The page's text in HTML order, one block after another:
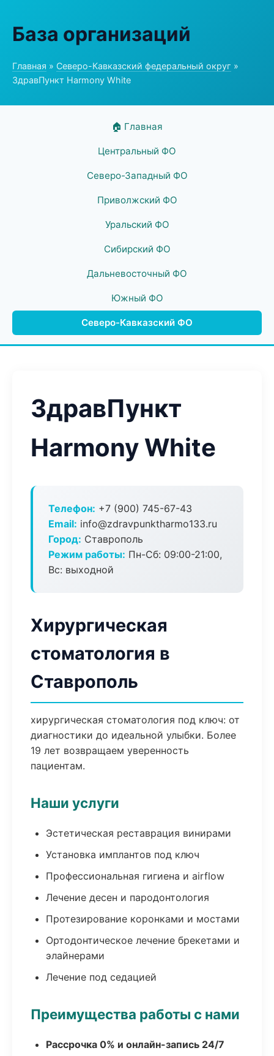
База организаций
Главная » Северо-Кавказский федеральный округ »
ЗдравПункт Harmony White
🏠 Главная
Центральный ФО
Северо-Западный ФО
Приволжский ФО
Уральский ФО
Сибирский ФО
Дальневосточный ФО
Южный ФО
Северо-Кавказский ФО
ЗдравПункт
Harmony White
Телефон: +7 (900) 745-67-43
Email: info@zdravpunktharmo133.ru
Город: Ставрополь
Режим работы: Пн-Сб: 09:00-21:00,
Вс: выходной
Хирургическая
стоматология в
Ставрополь
хирургическая стоматология под ключ: от
диагностики до идеальной улыбки. Более
19 лет возвращаем уверенность
пациентам.
Наши услуги
Эстетическая реставрация винирами
Установка имплантов под ключ
Профессиональная гигиена и airflow
Лечение десен и пародонтология
Протезирование коронками и мостами
Ортодонтическое лечение брекетами и
элайнерами
Лечение под седацией
Преимущества работы с нами
Рассрочка 0% и онлайн-запись 24/7